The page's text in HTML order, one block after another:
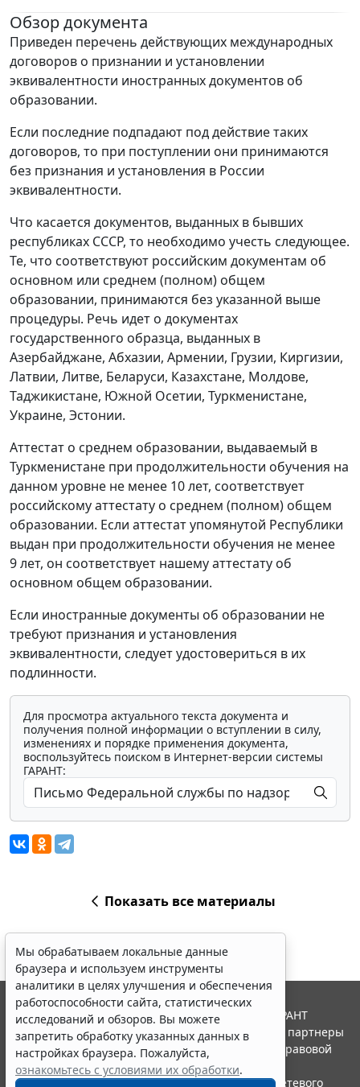
Обзор документа
Приведен перечень действующих международных
договоров о признании и установлении
эквивалентности иностранных документов об
образовании.
Если последние подпадают под действие таких
договоров, то при поступлении они принимаются
без признания и установления в России
эквивалентности.
Что касается документов, выданных в бывших
республиках СССР, то необходимо учесть следующее.
Те, что соответствуют российским документам об
основном или среднем (полном) общем
образовании, принимаются без указанной выше
процедуры. Речь идет о документах
государственного образца, выданных в
Азербайджане, Абхазии, Армении, Грузии, Киргизии,
Латвии, Литве, Беларуси, Казахстане, Молдове,
Таджикистане, Южной Осетии, Туркменистане,
Украине, Эстонии.
Аттестат о среднем образовании, выдаваемый в
Туркменистане при продолжительности обучения на
данном уровне не менее 10 лет, соответствует
российскому аттестату о среднем (полном) общем
образовании. Если аттестат упомянутой Республики
выдан при продолжительности обучения не менее
9 лет, он соответствует нашему аттестату об
основном общем образовании.
Если иностранные документы об образовании не
требуют признания и установления
эквивалентности, следует удостовериться в их
подлинности.
Для просмотра актуального текста документа и
получения полной информации о вступлении в силу,
изменениях и порядке применения документа,
воспользуйтесь поиском в Интернет-версии системы
ГАРАНТ:
Показать все материалы
Мы обрабатываем локальные данные
браузера и используем инструменты
аналитики в целях улучшения и обеспечения
работоспособности сайта, статистических
исследований и обзоров. Вы можете
запретить обработку указанных данных в
настройках браузера. Пожалуйста,
ознакомьтесь с условиями их обработки.
© ООО "НПП "ГАРАНТ-СЕРВИС", 2026. Система ГАРАНТ
выпускается с 1990 года. Компания "Гарант" и ее партнеры
являются участниками Российской ассоциации правовой
информации ГАРАНТ.
Портал ГАРАНТ.РУ зарегистрирован в качестве сетевого